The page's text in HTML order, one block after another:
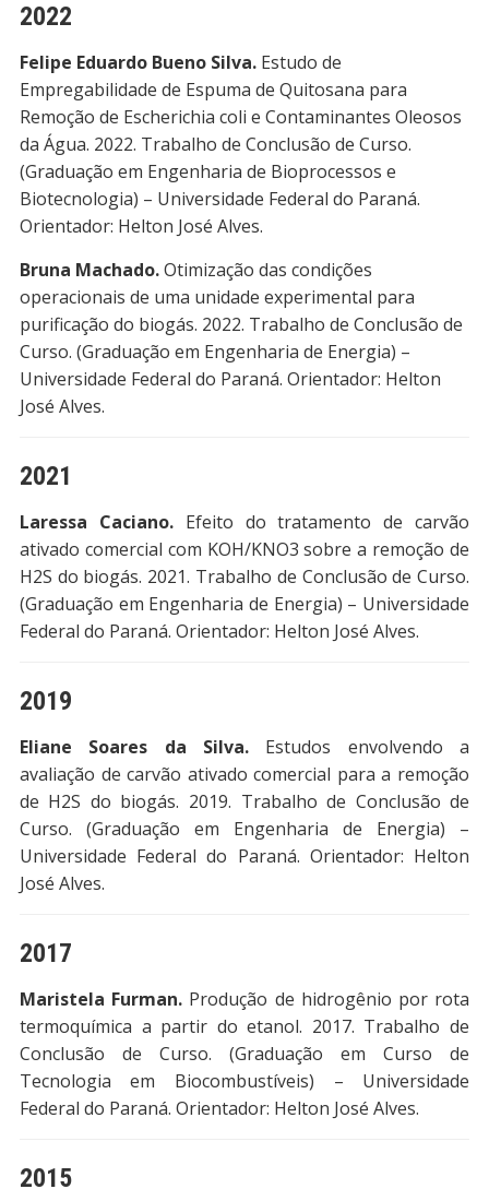
2022
Felipe Eduardo Bueno Silva.Estudo de
Empregabilidade de Espuma de Quitosana para
Remoção de Escherichia coli e Contaminantes Oleosos
da Água. 2022. Trabalho de Conclusão de Curso.
(Graduação em Engenharia de Bioprocessos e
Biotecnologia) – Universidade Federal do Paraná.
Orientador: Helton José Alves.
Bruna Machado.Otimização das condições
operacionais de uma unidade experimental para
purificação do biogás. 2022. Trabalho de Conclusão de
Curso. (Graduação em Engenharia de Energia) –
Universidade Federal do Paraná. Orientador: Helton
José Alves.
2021
Laressa Caciano.Efeito do tratamento de carvão
ativado comercial com KOH/KNO3 sobre a remoção de
H2S do biogás. 2021. Trabalho de Conclusão de Curso.
(Graduação em Engenharia de Energia) – Universidade
Federal do Paraná. Orientador: Helton José Alves.
2019
Eliane Soares da Silva. Estudos envolvendo a
avaliação de carvão ativado comercial para a remoção
de H2S do biogás. 2019. Trabalho de Conclusão de
Curso. (Graduação em Engenharia de Energia) –
Universidade Federal do Paraná. Orientador: Helton
José Alves.
2017
Maristela Furman. Produção de hidrogênio por rota
termoquímica a partir do etanol. 2017. Trabalho de
Conclusão de Curso. (Graduação em Curso de
Tecnologia em Biocombustíveis) – Universidade
Federal do Paraná. Orientador: Helton José Alves.
2015